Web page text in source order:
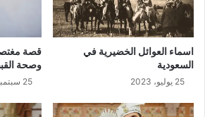
اسماء العوائل الخضيرية في
السعودية
25 يوليو، 2023
قصة
وصحة
25 سبتمبر، 2022